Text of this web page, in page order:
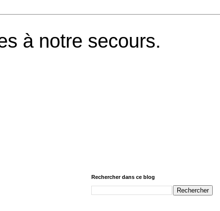
à notre secours.
Rechercher dans ce blog